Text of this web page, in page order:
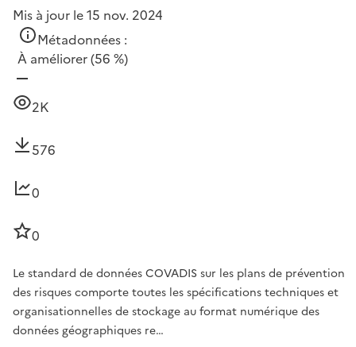
Mis à jour le 15 nov. 2024
Métadonnées :
À améliorer(56 %)
2K
576
0
0
Le standard de données COVADIS sur les plans de prévention
des risques comporte toutes les spécifications techniques et
organisationnelles de stockage au format numérique des
données géographiques re…